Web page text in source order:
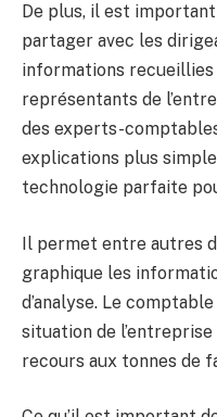
De plus, il est
partager avec les
informations
représentants de
des experts-
explications plus
technologie parfaite
Il permet entre autres
graphique les
d’analyse. Le
situation de
recours aux tonnes de